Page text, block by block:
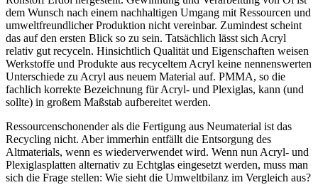
dem Wunsch nach einem nachhaltigen Umgang mit Ressourcen und
umweltfreundlicher Produktion nicht vereinbar. Zumindest scheint
das auf den ersten Blick so zu sein. Tatsächlich lässt sich Acryl
relativ gut recyceln. Hinsichtlich Qualität und Eigenschaften weisen
Werkstoffe und Produkte aus recyceltem Acryl keine nennenswerten
Unterschiede zu Acryl aus neuem Material auf. PMMA, so die
fachlich korrekte Bezeichnung für Acryl- und Plexiglas, kann (und
sollte) in großem Maßstab aufbereitet werden.
Ressourcenschonender als die Fertigung aus Neumaterial ist das
Recycling nicht. Aber immerhin entfällt die Entsorgung des
Altmaterials, wenn es wiederverwendet wird. Wenn nun Acryl- und
Plexiglasplatten alternativ zu Echtglas eingesetzt werden, muss man
sich die Frage stellen: Wie sieht die Umweltbilanz im Vergleich aus?